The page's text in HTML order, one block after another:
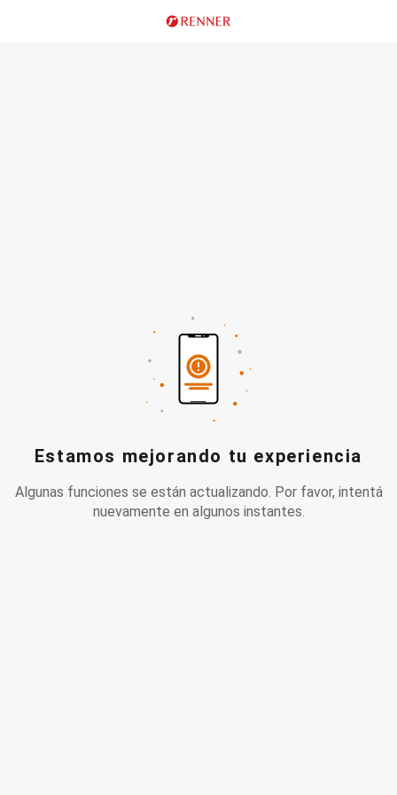
Estamos mejorando tu experiencia
Algunas funciones se están actualizando. Por favor, intentá
nuevamente en algunos instantes.